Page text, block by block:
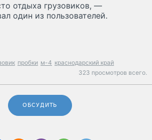
отдыха грузовиков, —
один из пользователей.
пробки м-4 краснодарский край
323 просмотров всего.
ОБСУДИТЬ